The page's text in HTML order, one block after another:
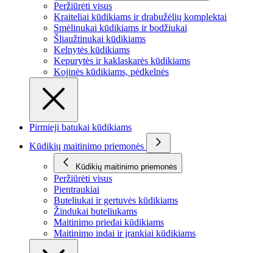
Peržiūrėti visus
Kraiteliai kūdikiams ir drabužėlių komplektai
Smėlinukai kūdikiams ir bodžiukai
Šliaužtinukai kūdikiams
Kelnytės kūdikiams
Kepurytės ir kaklaskarės kūdikiams
Kojinės kūdikiams, pėdkelnės
Pirmieji batukai kūdikiams
Kūdikių maitinimo priemonės
Kūdikių maitinimo priemonės
Peržiūrėti visus
Pientraukiai
Buteliukai ir gertuvės kūdikiams
Žindukai buteliukams
Maitinimo priedai kūdikiams
Maitinimo indai ir įrankiai kūdikiams